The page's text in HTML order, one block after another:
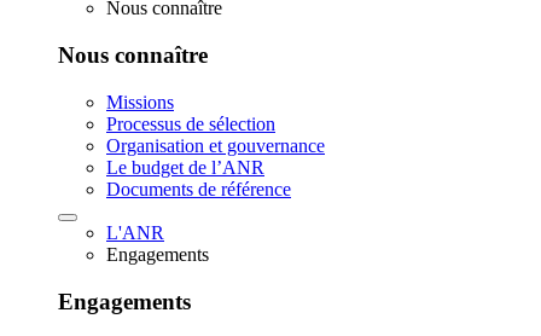
Nous connaître
Nous connaître
Missions
Processus de sélection
Organisation et gouvernance
Le budget de l’ANR
Documents de référence
L'ANR
Engagements
Engagements